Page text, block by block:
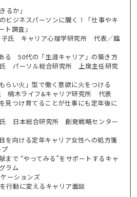
るか」
ビジネスパーソンに聞く！「仕事やキ
ト調査」
子氏 キャリア心理学研究所 代表／臨
る 50代の「生涯キャリア」の築き方
氏 パーソル総合研究所 上席主任研究
らい火」型で働く意欲に火をつける
楠木ライフ&キャリア研究所 代表
見つけ育てることが仕事にも定年後に
氏 日本総合研究所 創発戦略センター
を向ける定年キャリア女性への処方箋
まで “やってみる”をサポートするキャ
ラム
ーションズ
行動に変えるキャリア面談